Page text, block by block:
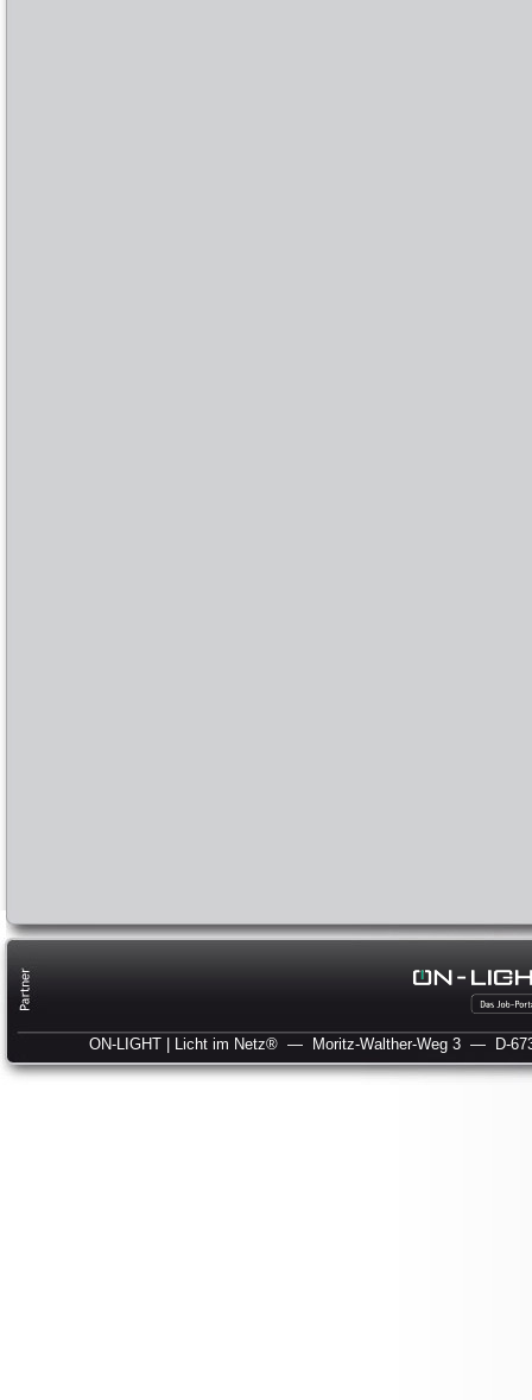
ON-LIGHT | Licht im Netz® — Moritz-Walther-Weg 3 — D-